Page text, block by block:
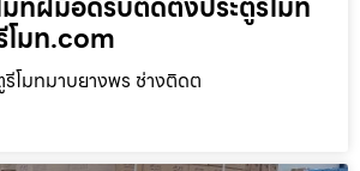
โมท.com
รีโมทมาบยางพร ช่างติดต